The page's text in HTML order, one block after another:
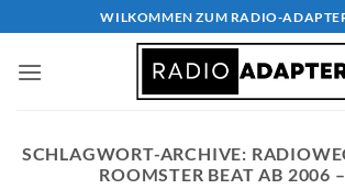
Inhalt
springen
WILKOMMEN ZUM RADIO-
SCHLAGWORT-ARCHIVE:
ROOMSTER BEAT AB 2006